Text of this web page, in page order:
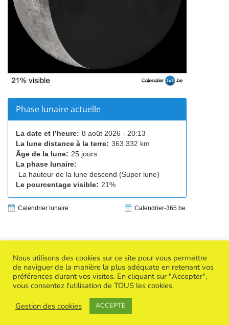
Phase lunaire actuelle
La date et l’heure: 8 août 2026 - 20:13
La lune distance à la terre: 363.332 km
Âge de la lune: 25 jours
La phase lunaire:
La hauteur de la lune descend (Super lune)
Le pourcentage visible: 21%
Calendrier lunaire Calendrier-365.be
Copyright © 2026Success Creative Woman| Powered by
Thème WordPress BuddyX
Politique de confidentialité
Nous utilisons des cookies sur ce site pour vous permettre
de naviguer de la manière la plus adéquate en retenant vos
préférences durant vos visites. En cliquant sur "Accepter",
vous consentez l'utilisation de TOUS les cookies.
Gestion des cookies
ACCEPTE